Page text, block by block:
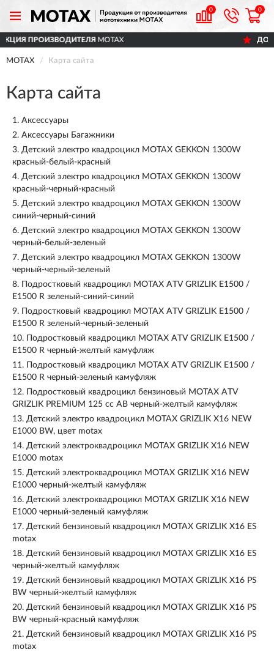
0 0
ДОСТАВИМ
MOTAX Карта сайта
Карта сайта
1. Аксессуары
2. Аксессуары Багажники
3. Детский электро квадроцикл MOTAX GEKKON 1300W
красный-белый-красный
4. Детский электро квадроцикл MOTAX GEKKON 1300W
красный-черный-красный
5. Детский электро квадроцикл MOTAX GEKKON 1300W
синий-черный-синий
6. Детский электро квадроцикл MOTAX GEKKON 1300W
черный-белый-зеленый
7. Детский электро квадроцикл MOTAX GEKKON 1300W
черный-черный-зеленый
8.
Подростковый квадроцикл MOTAX ATV GRIZLIK E1500 /
E1500 R зеленый-синий-синий
9.
Подростковый квадроцикл MOTAX ATV GRIZLIK E1500 /
E1500 R зеленый-черный-зеленый
10.
Подростковый квадроцикл MOTAX ATV GRIZLIK E1500 /
E1500 R черный-желтый камуфляж
11.
Подростковый квадроцикл MOTAX ATV GRIZLIK E1500 /
E1500 R черный-зеленый камуфляж
12.
Подростковый квадроцикл бензиновый MOTAX ATV
GRIZLIK PREMIUM 125 сс AB черный-желтый камуфляж
13. Детский электро квадроцикл MOTAX GRIZLIK Х16 NEW
E1000 BW, цвет motax
14. Детский электроквадроцикл MOTAX GRIZLIK Х16 NEW
E1000 motax
15. Детский электроквадроцикл MOTAX GRIZLIK Х16 NEW
E1000 черный-желтый камуфляж
16. Детский электроквадроцикл MOTAX GRIZLIK Х16 NEW
E1000 черный-зеленый камуфляж
17. Детский бензиновый квадроцикл MOTAX GRIZLIK Х16 ES
motax
18. Детский бензиновый квадроцикл MOTAX GRIZLIK Х16 ES
черный-желтый камуфляж
19. Детский бензиновый квадроцикл MOTAX GRIZLIK Х16 PS
BW черный-желтый камуфляж
20. Детский бензиновый квадроцикл MOTAX GRIZLIK Х16 PS
BW черный-красный камуфляж
21. Детский бензиновый квадроцикл MOTAX GRIZLIK Х16 PS
motax